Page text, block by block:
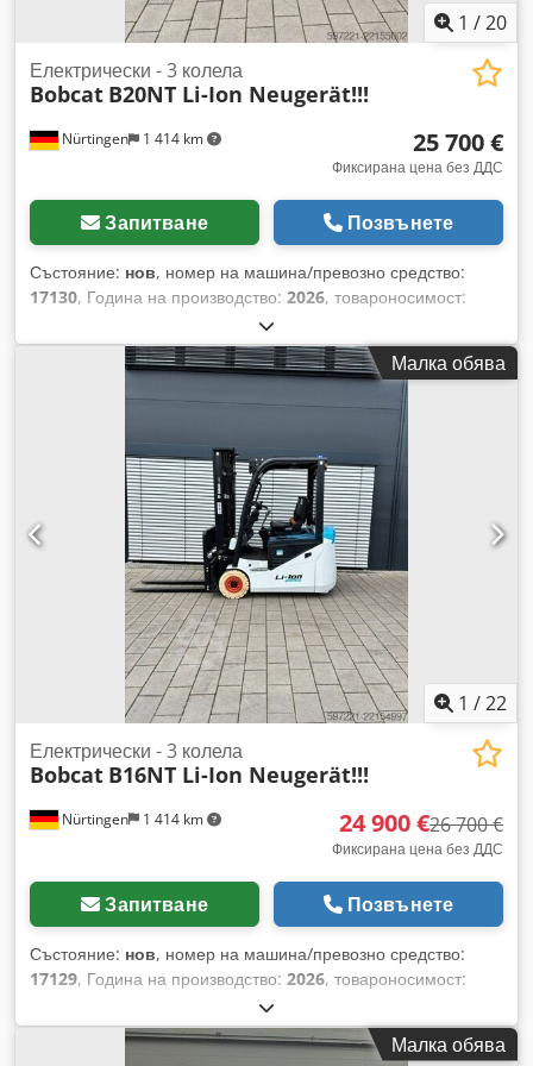
1 /20
Nürtingen 1 414 km
Електрически - 3 колела
Bobcat B20NT Li-Ion Neugerät!!!
25 700 €
Фиксирана цена без ДДС
Запитване Позвънете
Състояние: нов, номер на машина/превозно средство:
17130, Година на производство: 2026, товароносимост:
, височина на повдигане:
повдигане:1 484 мм, център на товара:500 мм, тип гориво:
електрически, тип мачта:триплекс, строителна височина:
, напрежение на батерията:
, дължина на
, размер на предната гума:200/50-10
, размер на задната гума:
16x6-8 non
, общо тегло:3 790 кг, 5174822 Dcsdpfezfd D Ijx Af
Hok Сериен номер: OBA07-000027 Характеристики на
батерията: 51,2 V, 277 Ah
Малка обява
1 /22
Nürtingen 1 414 km
Електрически - 3 колела
Bobcat B16NT Li-Ion Neugerät!!!
24 900 €26 700 €
Фиксирана цена без ДДС
Запитване Позвънете
Състояние: нов, номер на машина/превозно средство:
17129, Година на производство: 2026, товароносимост:
, височина на повдигане:
повдигане:1 484 мм, център на товара:500 мм, тип гориво:
, тип мачта:триплекс, строителна височина:
Малка обява